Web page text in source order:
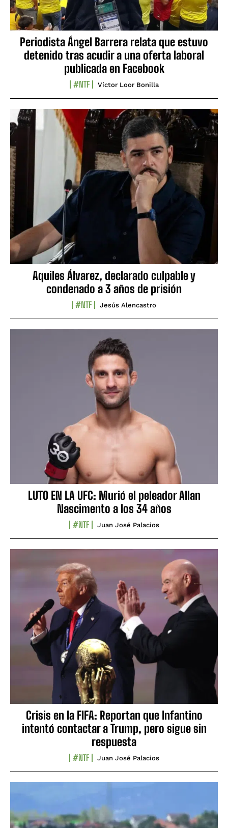
Periodista Ángel Barrera relata que estuvo
detenido tras acudir a una oferta laboral
publicada en Facebook
#NTF Víctor Loor Bonilla
Aquiles Álvarez, declarado culpable y
condenado a 3 años de prisión
#NTF Jesús Alencastro
LUTO EN LA UFC: Murió el peleador Allan
Nascimento a los 34 años
#NTF Juan José Palacios
Crisis en la FIFA: Reportan que Infantino
intentó contactar a Trump, pero sigue sin
respuesta
#NTF Juan José Palacios